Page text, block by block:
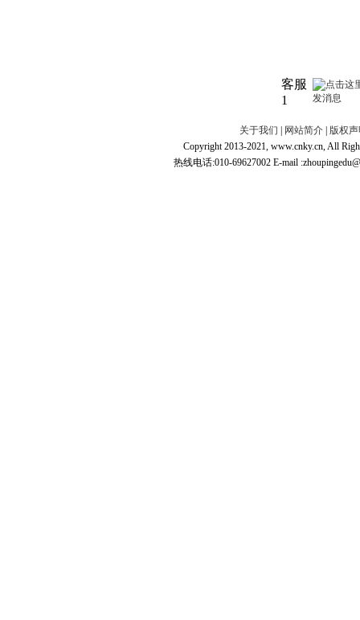
客服
1
关于我们 | 网站简介 | 版权
Copyright 2013-2021, www.cnky.cn, All
热线电话:010-69627002 E-mail